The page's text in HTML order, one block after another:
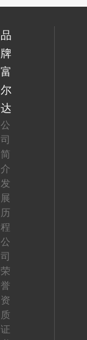
品
牌
富
尔
达
公
司
简
介
发
展
历
程
公
司
荣
誉
资
质
证